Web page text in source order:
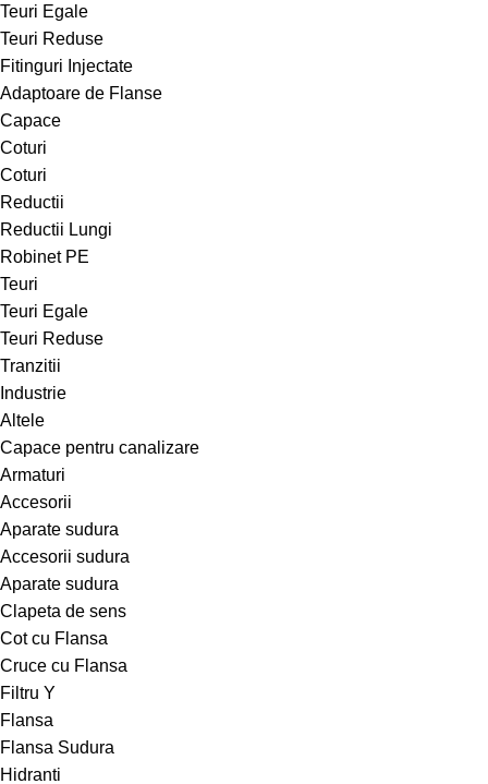
Teuri Egale
Teuri Reduse
Fitinguri Injectate
Adaptoare de Flanse
Capace
Coturi
Coturi
Reductii
Reductii Lungi
Robinet PE
Teuri
Teuri Egale
Teuri Reduse
Tranzitii
Industrie
Altele
Capace pentru canalizare
Armaturi
Accesorii
Aparate sudura
Accesorii sudura
Aparate sudura
Clapeta de sens
Cot cu Flansa
Cruce cu Flansa
Filtru Y
Flansa
Flansa Sudura
Hidranti